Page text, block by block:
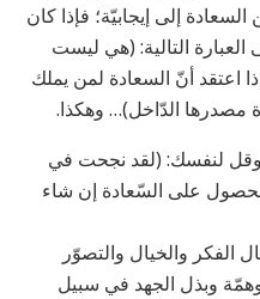
إلى إيجابيّة؛ فإذا كان
التالية: (هي ليست
اعتقد أنّ السعادة لمن يملك
مصدرها الدّاخل)… وهكذا.
وقل لنفسك: (لقد نجحت في
على السّعادة إن شاء
الفكر والخيال والتصوّر
وبذل الجهد في سبيل